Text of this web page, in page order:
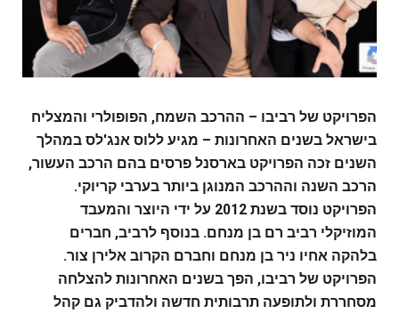
הפרויקט של רביבו – ההרכב השמח, הפופולרי והמצליח
בישראל בשנים האחרונות – מגיע ללוס אנג'לס במהלך
השנים זכה הפרויקט בארסנל פרסים בהם הרכב העשור,
הרכב השנה וההרכב המנוגן ביותר בערבי קריוקי.
הפרויקט נוסד בשנת 2012 על ידי היוצר והמעבד
המוזיקלי רביב רם בן מנחם. בנוסף לרביב, חברים
בלהקה אחיו ניר בן מנחם וחברם הקרוב אלירן צור.
הפרויקט של רביבו, הפך בשנים האחרונות להצלחה
מסחררת ולתופעה תרבותית חדשה ולהדביק גם קהל